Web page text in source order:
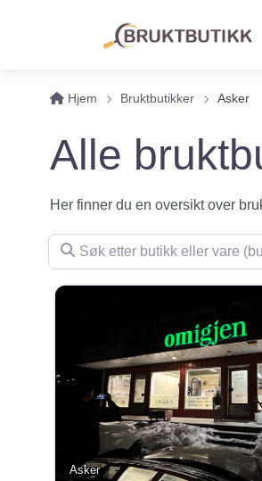
Hjem Bruktbutikker Asker
Alle
Her finner du en oversikt over
Søk etter butikk eller vare
Asker